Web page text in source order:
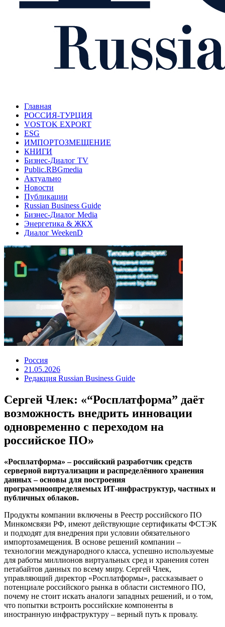
Главная
РОССИЯ-ТУРЦИЯ
VOSTOK EXPORT
ESG
ИМПОРТОЗМЕЩЕНИЕ
КНИГИ
Бизнес-Диалог TV
Public.RBGmedia
Актуально
Новости
Публикации
Russian Business Guide
Бизнес-Диалог Media
Энергетика & ЖКХ
Диалог WeekenD
Россия
21.05.2026
Редакция Russian Business Guide
Сергей Члек: «“Росплатформа” даёт
возможность внедрить инновации
одновременно с переходом на
российское ПО»
«Росплатформа» – российский разработчик средств
серверной виртуализации и распределённого хранения
данных – основы для построения
программноопределяемых ИТ-инфраструктур, частных и
публичных облаков.
Продукты компании включены в Реестр российского ПО
Минкомсвязи РФ, имеют действующие сертификаты ФСТЭК
и подходят для внедрения при условии обязательного
импортозамещения. В основе решений компании –
технологии международного класса, успешно используемые
для работы миллионов виртуальных сред и хранения сотен
петабайтов данных по всему миру. Сергей Члек,
управляющий директор «Росплатформы», рассказывает о
потенциале российского рынка в области системного ПО,
почему не стоит искать аналоги западных решений, и о том,
что попытки встроить российские компоненты в
иностранную инфраструктуру – верный путь к провалу.